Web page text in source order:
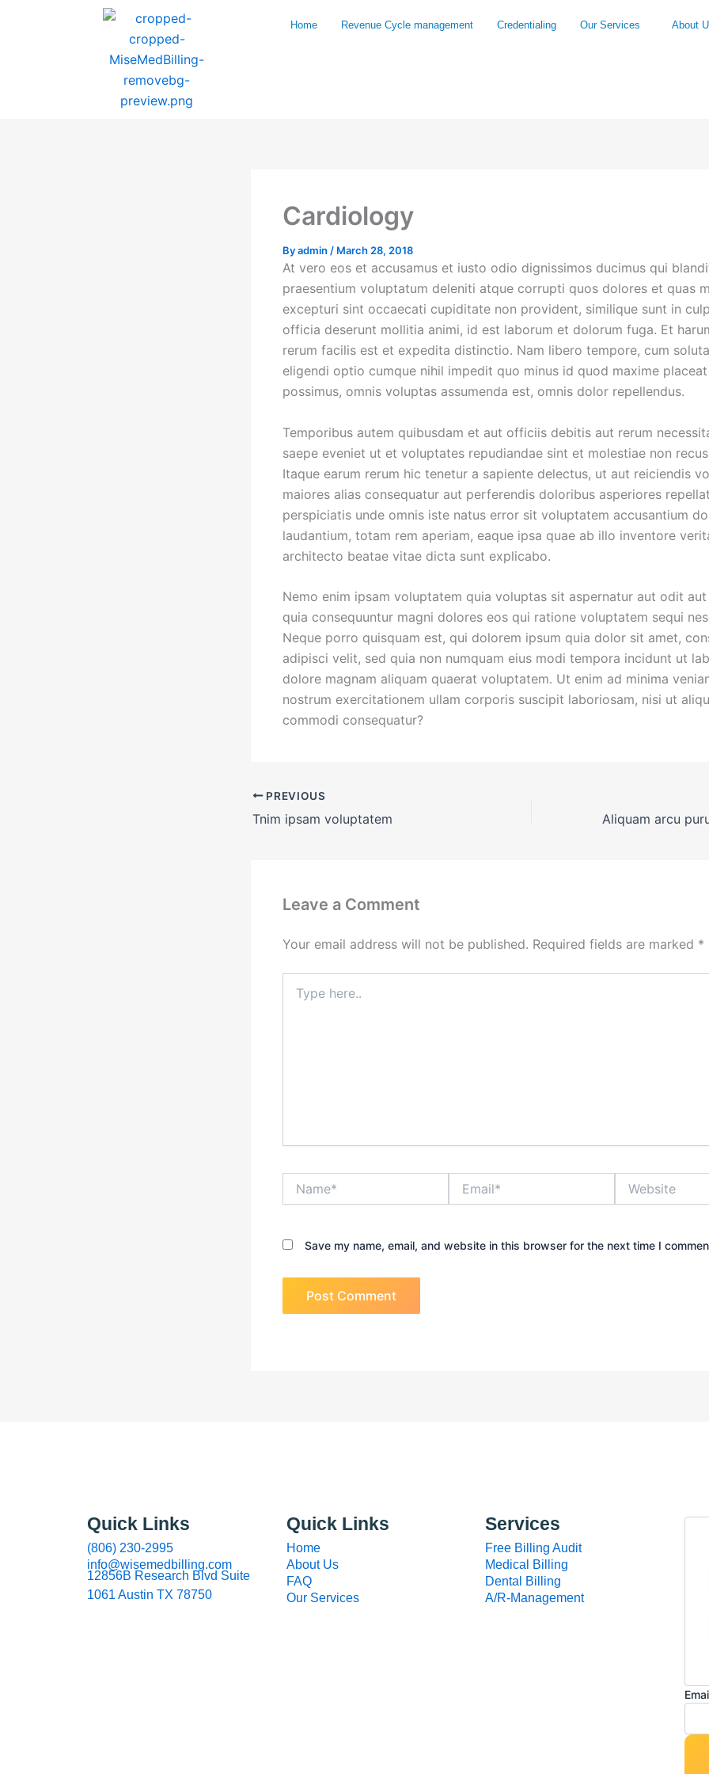
Home Revenue Cycle management Credentialing Our Services About
Cardiology
Byadmin / March 28, 2018
At vero eos et accusamus et iusto odio dignissimos ducimus qui
praesentium voluptatum deleniti atque corrupti quos dolores et quas
excepturi sint occaecati cupiditate non provident, similique sunt in
officia deserunt mollitia animi, id est laborum et dolorum fuga. Et
rerum facilis est et expedita distinctio. Nam libero tempore, cum
eligendi optio cumque nihil impedit quo minus id quod maxime
possimus, omnis voluptas assumenda est, omnis dolor repellendus.
Temporibus autem quibusdam et aut officiis debitis aut rerum
saepe eveniet ut et voluptates repudiandae sint et molestiae non
Itaque earum rerum hic tenetur a sapiente delectus, ut aut reiciendis
maiores alias consequatur aut perferendis doloribus asperiores
perspiciatis unde omnis iste natus error sit voluptatem accusantium
laudantium, totam rem aperiam, eaque ipsa quae ab illo inventore
architecto beatae vitae dicta sunt explicabo.
Nemo enim ipsam voluptatem quia voluptas sit aspernatur aut odit
quia consequuntur magni dolores eos qui ratione voluptatem sequi
Neque porro quisquam est, qui dolorem ipsum quia dolor sit amet,
adipisci velit, sed quia non numquam eius modi tempora incidunt ut
dolore magnam aliquam quaerat voluptatem. Ut enim ad minima
nostrum exercitationem ullam corporis suscipit laboriosam, nisi ut
commodi consequatur?
PREVIOUS
Tnim ipsam voluptatem
Leave a Comment
Your email address will not be published. Required fields are marked *
here..
Save my name, email, and website in this browser for the next time I
Services
Free Billing Audit
Medical Billing
Dental Billing
A/R-Management
Quick Links
Home
About Us
FAQ
Our Services
Quick Links
(806) 230-2995
info@wisemedbilling.com
12856B Research Blvd Suite
1061 Austin TX 78750